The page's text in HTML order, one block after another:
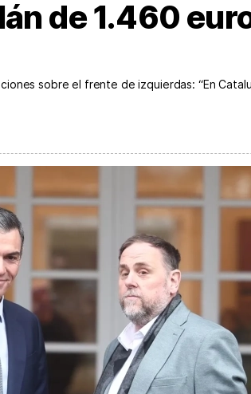
de 1.460
sobre el frente de izquierdas: “En